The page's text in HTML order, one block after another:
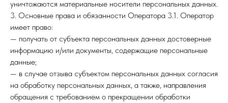
уничтожаются материальные носители персональных данных.
3. Основные права и обязанности Оператора 3.1. Оператор
имеет право:
— получать от субъекта персональных данных достоверные
информацию и/или документы, содержащие персональные
данные;
— в случае отзыва субъектом персональных данных согласия
на обработку персональных данных, а также, направления
обращения с требованием о прекращении обработки